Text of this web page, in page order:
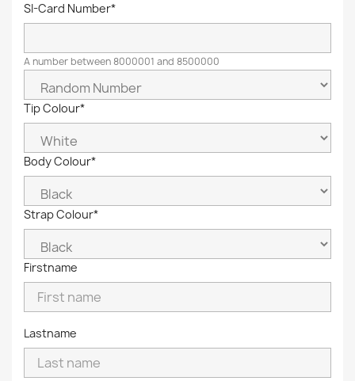
SI-Card Number*
A number between 8000001 and 8500000
Tip Colour*
Body Colour*
Strap Colour*
Firstname
Lastname